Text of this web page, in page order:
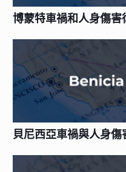
博蒙特車禍和人身傷害
貝尼西亞車禍與人身傷